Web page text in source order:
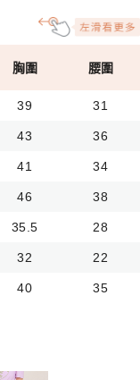
胸圍 腰圍
39 31
43 36
41 34
46 38
35.5 28
32 22
40 35